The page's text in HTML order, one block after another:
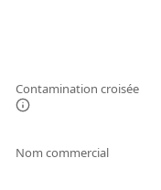
Contamination croisée
Nom commercial